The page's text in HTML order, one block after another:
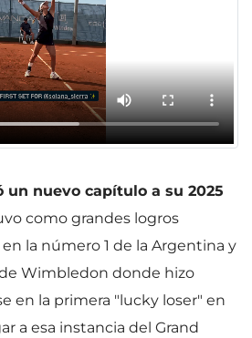
un nuevo capítulo a su 2025
como grandes logros
la número 1 de la Argentina y
Wimbledon donde hizo
en la primera "lucky loser" en
a esa instancia del Grand